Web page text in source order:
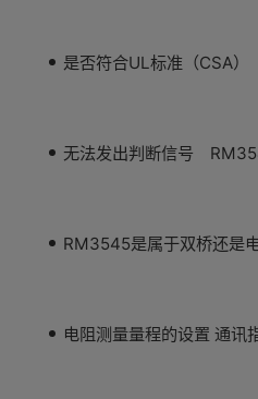
是否符合UL标准（CSA
无法发出判断信号
RM3545是属于双桥还是
电阻测量量程的设置 通讯